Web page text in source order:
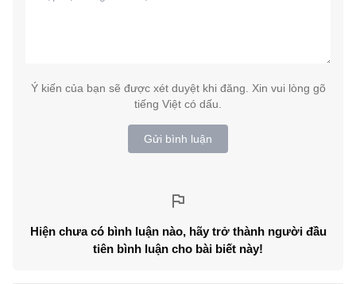
Ý kiến của bạn sẽ được xét duyệt khi đăng. Xin vui lòng gõ
tiếng Việt có dấu.
Gửi bình luận
Hiện chưa có bình luận nào, hãy trở thành người đầu
tiên bình luận cho bài biết này!